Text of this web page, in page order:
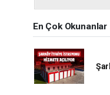
En Çok Okunanlar